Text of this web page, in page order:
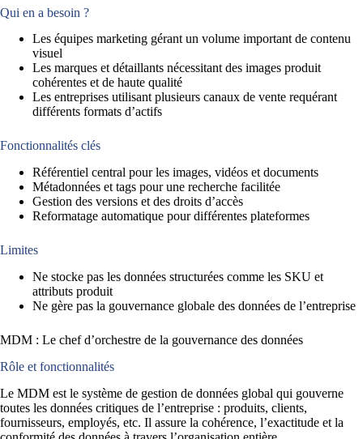
Qui en a besoin ?
Les équipes marketing gérant un volume important de contenu
visuel
Les marques et détaillants nécessitant des images produit
cohérentes et de haute qualité
Les entreprises utilisant plusieurs canaux de vente requérant
différents formats d’actifs
Fonctionnalités clés
Référentiel central pour les images, vidéos et documents
Métadonnées et tags pour une recherche facilitée
Gestion des versions et des droits d’accès
Reformatage automatique pour différentes plateformes
Limites
Ne stocke pas les données structurées comme les SKU et
attributs produit
Ne gère pas la gouvernance globale des données de l’entreprise
MDM : Le chef d’orchestre de la gouvernance des données
Rôle et fonctionnalités
Le MDM est le système de gestion de données global qui gouverne
toutes les données critiques de l’entreprise : produits, clients,
fournisseurs, employés, etc. Il assure la cohérence, l’exactitude et la